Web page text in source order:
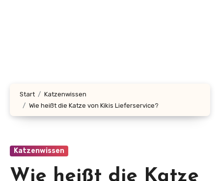
Start
Katzenwissen
Wie heißt die Katze von Kikis Lieferservice?
Katzenwissen
Wie heißt die Katze